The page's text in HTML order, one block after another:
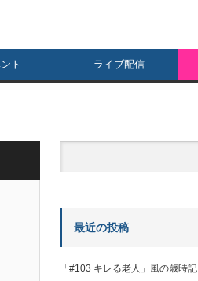
ト ライブ配信
最近の投稿
「#103 キレる老人」風の歳時記